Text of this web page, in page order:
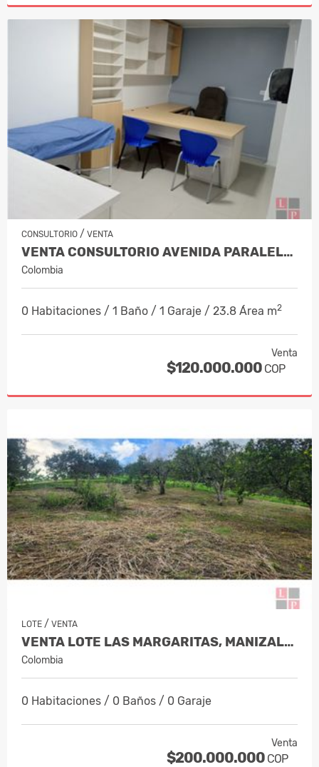
CONSULTORIO / VENTA
VENTA CONSULTORIO AVENIDA PARALELA MA…
Colombia
0 Habitaciones / 1 Baño / 1 Garaje / 23.8 Área m2
Venta
$120.000.000 COP
LOTE / VENTA
VENTA LOTE LAS MARGARITAS, MANIZALES…
Colombia
0 Habitaciones / 0 Baños / 0 Garaje
Venta
$200.000.000 COP